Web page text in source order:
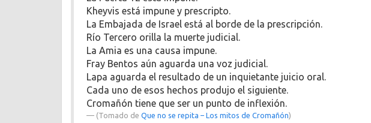
Kheyvis está impune y prescripto.
La Embajada de Israel está al borde de la prescripción.
Río Tercero orilla la muerte judicial.
La Amia es una causa impune.
Fray Bentos aún aguarda una voz judicial.
Lapa aguarda el resultado de un inquietante juicio oral.
Cada uno de esos hechos produjo el siguiente.
Cromañón tiene que ser un punto de inflexión.
(Tomado de Que no se repita – Los mitos de Cromañón)